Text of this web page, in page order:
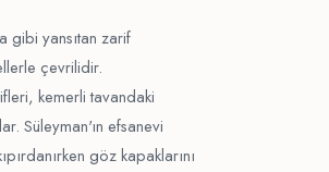
gibi yansıtan zarif
çevrilidir.
kemerli tavandaki
Süleyman'ın efsanevi
göz kapaklarını